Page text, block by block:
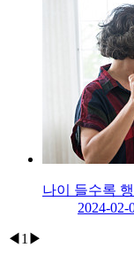
나이 들수록
2024-02-
◀ 1 ▶